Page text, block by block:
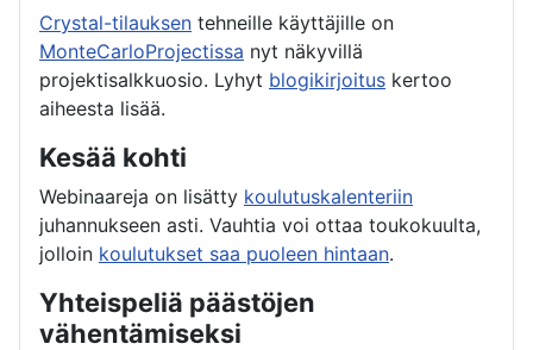
Crystal-tilauksen tehneille käyttäjille on
MonteCarloProjectissa nyt näkyvillä
projektisalkkuosio. Lyhyt blogikirjoitus kertoo
aiheesta lisää.
Kesää kohti
Webinaareja on lisätty koulutuskalenteriin
juhannukseen asti. Vauhtia voi ottaa toukokuulta,
jolloin koulutukset saa puoleen hintaan.
Yhteispeliä päästöjen
vähentämiseksi